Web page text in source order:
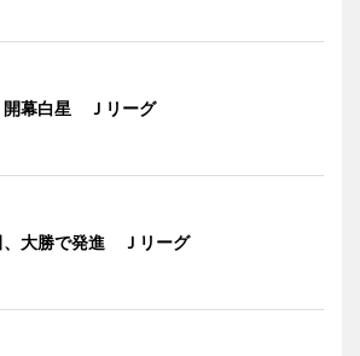
開幕白星 Ｊリーグ
、大勝で発進 Ｊリーグ